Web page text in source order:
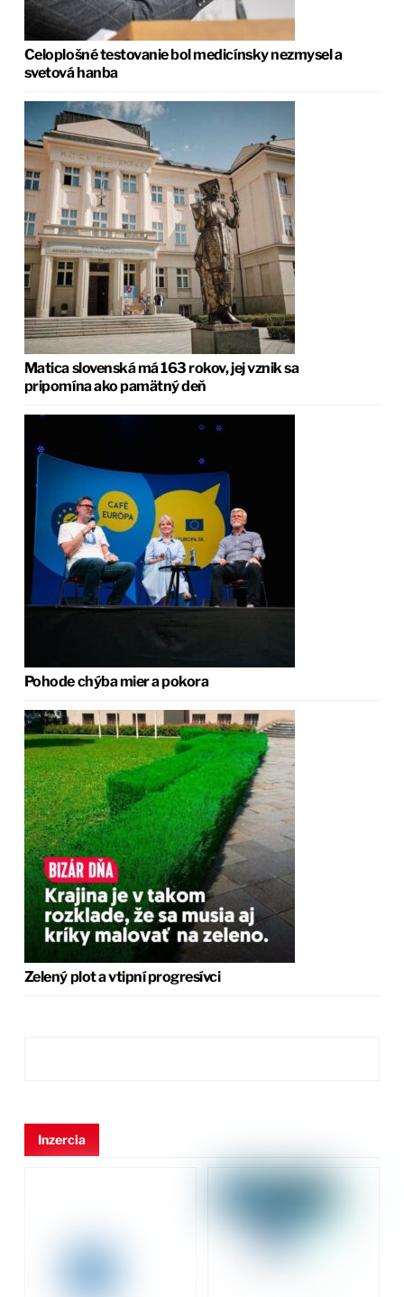
Celoplošné testovanie bol medicínsky nezmysel a
svetová hanba
Matica slovenská má 163 rokov, jej vznik sa
pripomína ako pamätný deň
Pohode chýba mier a pokora
Zelený plot a vtipní progresívci
Inzercia